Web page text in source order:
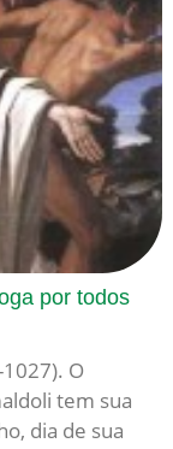
por todos
O
tem sua
dia de sua